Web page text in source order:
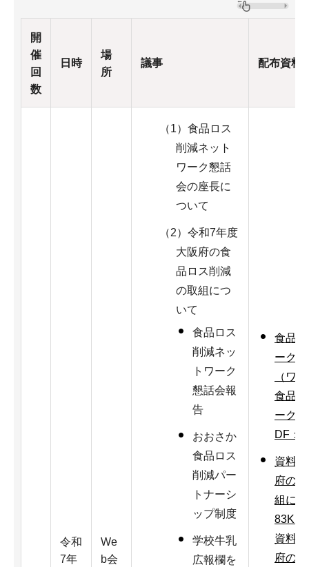
開
催
回
数
日時
場
所
議事 配布資料
令和
7年
We
b会
（1）食品ロス
削減ネット
ワーク懇話
会の座長に
ついて
（2）令和7年度
大阪府の食
品ロス削減
の取組につ
いて
食品ロス
削減ネッ
トワーク
懇話会報
告
おおさか
食品ロス
削減パー
トナーシ
ップ制度
学校牛乳
広報欄を
食品
ーク
（ワ
食品
ーク
DF：
資料1
府の
組に
83KB
資料1
府の